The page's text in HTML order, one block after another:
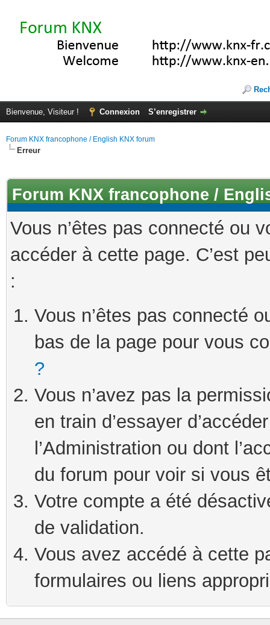
Bienvenue, Visiteur ! Connexion S’enregistrer
Forum KNX francophone / English KNX forum
Erreur
Forum KNX francophone /
Vous n’êtes pas connecté ou
accéder à cette page. C’est
:
Vous n’êtes pas connecté
bas de la page pour vous
?
Vous n’avez pas la
en train d’essayer
l’Administration ou dont
du forum pour voir si vous
Votre compte a été
de validation.
Vous avez accédé à cette
formulaires ou liens